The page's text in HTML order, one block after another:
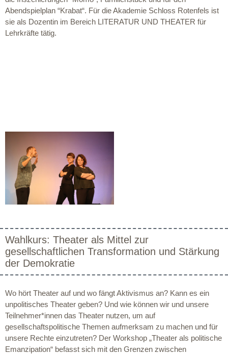
Abendspielplan “Krabat“. Für die Akademie Schloss Rotenfels ist
sie als Dozentin im Bereich LITERATUR UND THEATER für
Lehrkräfte tätig.
Wahlkurs: Theater als Mittel zur
gesellschaftlichen Transformation und Stärkung
der Demokratie
Wo hört Theater auf und wo fängt Aktivismus an? Kann es ein
unpolitisches Theater geben? Und wie können wir und unsere
Teilnehmer*innen das Theater nutzen, um auf
gesellschaftspolitische Themen aufmerksam zu machen und für
unsere Rechte einzutreten? Der Workshop „Theater als politische
Emanzipation“ befasst sich mit den Grenzen zwischen